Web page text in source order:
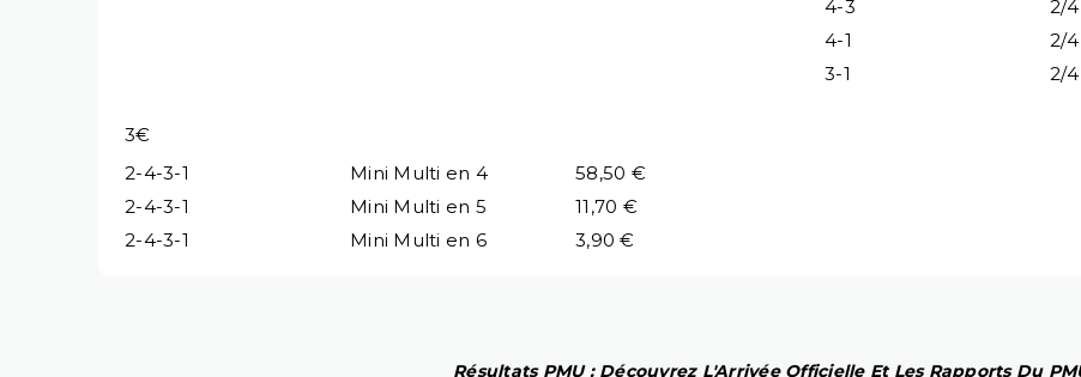
4-3
2/4
4-1
2/4
3-1
2/4
3€
2-4-3-1
Mini Multi en 4
58,50 €
2-4-3-1
Mini Multi en 5
11,70 €
2-4-3-1
Mini Multi en 6 3,90 €
Résultats PMU : Découvrez L'Arrivée Officielle Et Les Rapports Du